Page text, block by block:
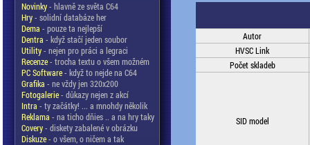
Novinky- hlavně ze světa C64
Hry- solidní databáze her
Dema - pouze ta nejlepší
Dentra - když stačí jeden soubor
Utility- nejen pro práci a legraci
Recenze- trocha textu o všem možném
PC Software- když to nejde na C64
Grafika - ne vždy jen 320x200
Fotogalerie- důkazy nejen z akcí
Intra - ty začátky! ... a mnohdy několik
Reklama - na ticho dňies .. a na hry taky
Covery- diskety zabalené v obrázku
Diskuze- o všem, o ničem a tak
Autor
HVSC Link
Počet skladeb
SID model